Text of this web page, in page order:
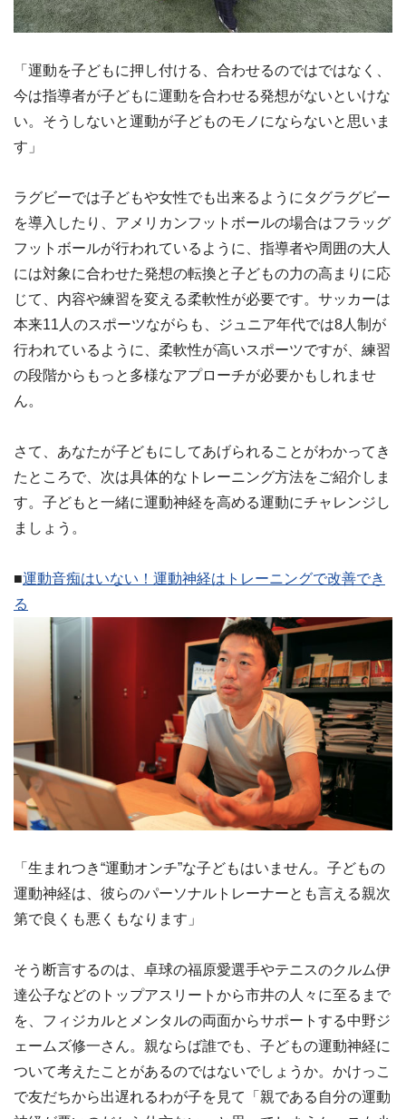
「運動を子どもに押し付ける、合わせるのではではなく、
今は指導者が子どもに運動を合わせる発想がないといけな
い。そうしないと運動が子どものモノにならないと思いま
す」
ラグビーでは子どもや女性でも出来るようにタグラグビー
を導入したり、アメリカンフットボールの場合はフラッグ
フットボールが行われているように、指導者や周囲の大人
には対象に合わせた発想の転換と子どもの力の高まりに応
じて、内容や練習を変える柔軟性が必要です。サッカーは
本来11人のスポーツながらも、ジュニア年代では8人制が
行われているように、柔軟性が高いスポーツですが、練習
の段階からもっと多様なアプローチが必要かもしれませ
ん。
さて、あなたが子どもにしてあげられることがわかってき
たところで、次は具体的なトレーニング方法をご紹介しま
す。子どもと一緒に運動神経を高める運動にチャレンジし
ましょう。
■運動音痴はいない！運動神経はトレーニングで改善でき
る
「生まれつき“運動オンチ”な子どもはいません。子どもの
運動神経は、彼らのパーソナルトレーナーとも言える親次
第で良くも悪くもなります」
そう断言するのは、卓球の福原愛選手やテニスのクルム伊
達公子などのトップアスリートから市井の人々に至るまで
を、フィジカルとメンタルの両面からサポートする中野ジ
ェームズ修一さん。親ならば誰でも、子どもの運動神経に
ついて考えたことがあるのではないでしょうか。かけっこ
で友だちから出遅れるわが子を見て「親である自分の運動